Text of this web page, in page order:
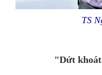
TS
"Dứt